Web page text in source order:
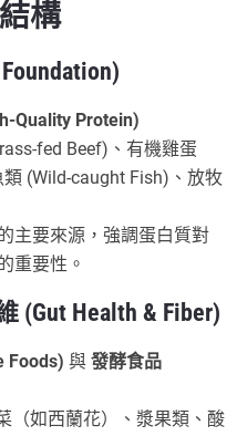
構
Quality Protein)
fed Beef)、有機雞蛋
(Wild-caught Fish)、放牧
主要來源，強調蛋白質對
重要性。
(Gut Health & Fiber)
Foods) 與發酵食品
（如西蘭花）、漿果類、酸